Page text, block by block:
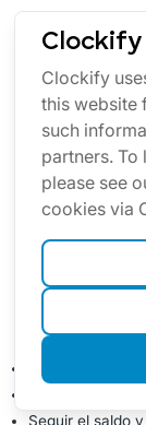
Clockify
Clockify
this website
such
partners. To
please see
cookies via
La función de
Solicitar
Seguir el saldo